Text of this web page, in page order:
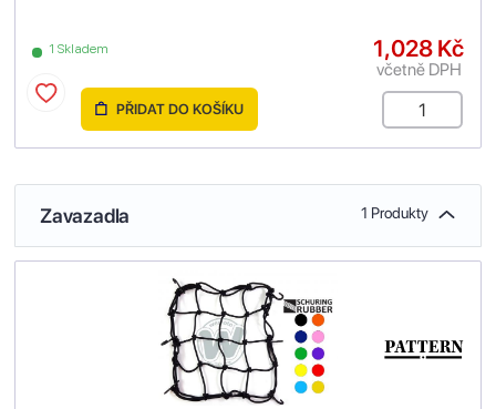
1 Skladem 1,028 Kč
včetně DPH
PŘIDAT DO KOŠÍKU
Zavazadla 1 Produkty